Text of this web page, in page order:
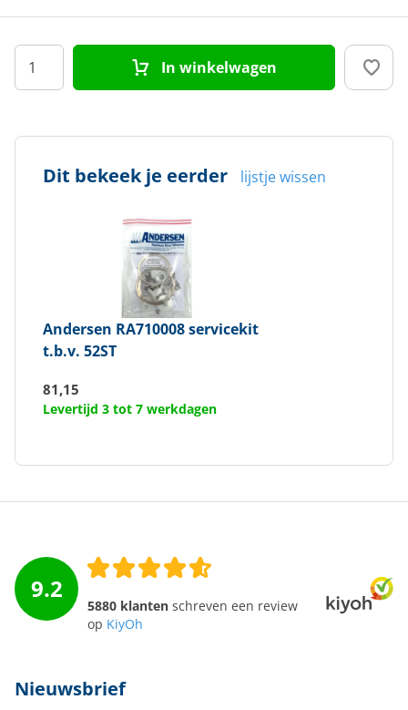
In winkelwagen
Dit bekeek je eerder lijstje wissen
Andersen RA710008 servicekit
t.b.v. 52ST
81,15
Levertijd 3 tot 7 werkdagen
9.2
5880 klanten schreven een review
op KiyOh
Nieuwsbrief